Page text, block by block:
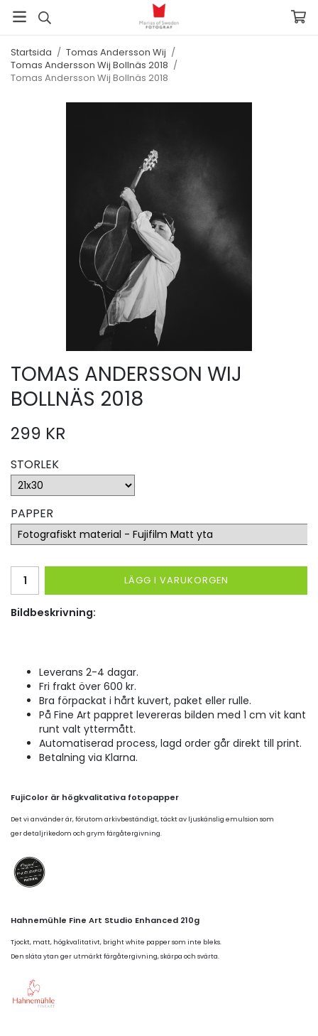
Startsida / Tomas Andersson Wij /
Tomas Andersson Wij Bollnäs 2018 /
Tomas Andersson Wij Bollnäs 2018
TOMAS ANDERSSON WIJ
BOLLNÄS 2018
299 KR
STORLEK
PAPPER
LÄGG I VARUKORGEN
Bildbeskrivning:
Leverans 2-4 dagar.
Fri frakt över 600 kr.
Bra förpackat i hårt kuvert, paket eller rulle.
På Fine Art pappret levereras bilden med 1 cm vit kant
runt valt yttermått.
Automatiserad process, lagd order går direkt till print.
Betalning via Klarna.
FujiColor är högkvalitativa fotopapper
Det vi använder är, förutom arkivbeständigt, täckt av ljuskänslig emulsion som
ger detaljrikedom och grym färgåtergivning.
Hahnemühle Fine Art Studio Enhanced 210g
Tjockt, matt, högkvalitativt, bright white papper som inte bleks.
Den släta ytan ger utmärkt färgåtergivning, skärpa och svärta.